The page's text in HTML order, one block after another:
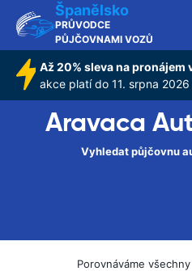
Španělsko
PRŮVODCE
PŮJČOVNAMI VOZŮ
Až 20% sleva na pronájem
akce platí do 11. srpna
Aravaca
Vyhledat půjčovnu
Porovnáváme